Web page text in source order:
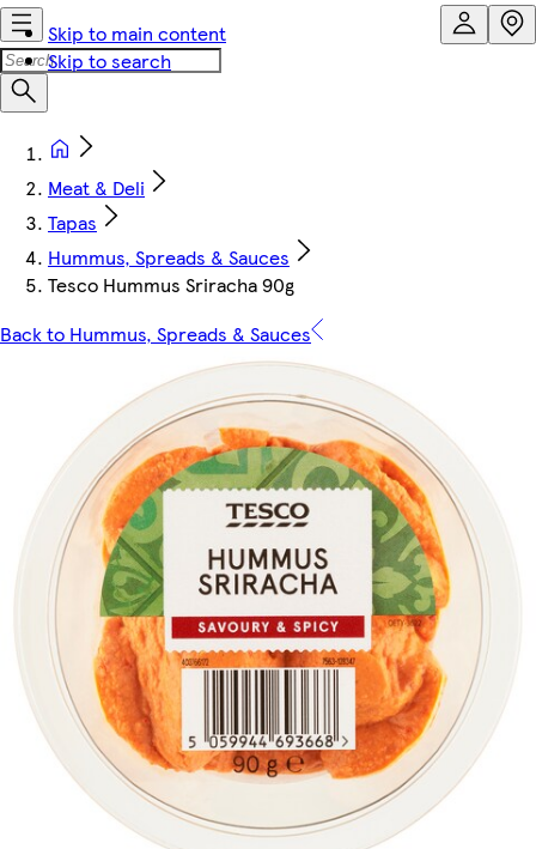
Skip to main content
Skip to search
Meat & Deli
Tapas
Hummus, Spreads & Sauces
Tesco Hummus Sriracha 90g
Back to Hummus, Spreads & Sauces